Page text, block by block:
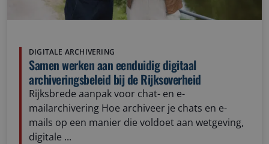
DIGITALE ARCHIVERING
Samen werken aan eenduidig digitaal
archiveringsbeleid bij de Rijksoverheid
Rijksbrede aanpak voor chat- en e-
mailarchivering Hoe archiveer je chats en e-
mails op een manier die voldoet aan wetgeving,
digitale ...